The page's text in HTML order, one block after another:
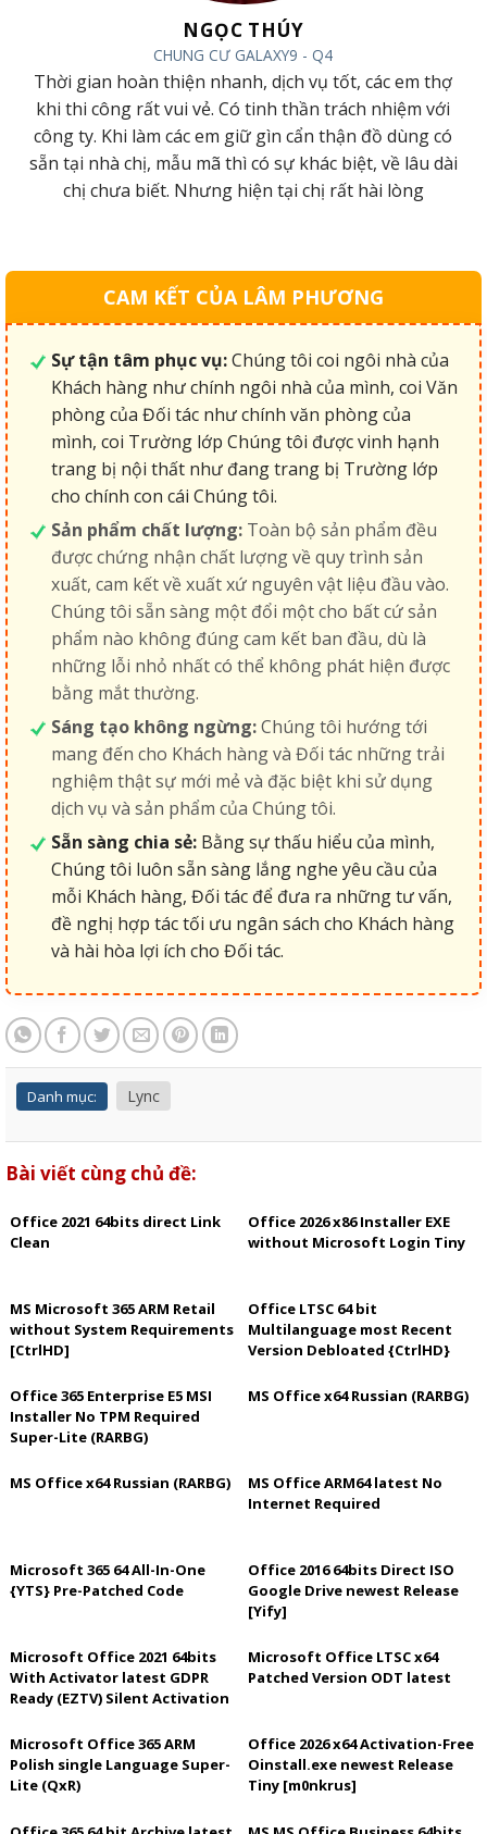
NGỌC THÚY
CHUNG CƯ GALAXY9 - Q4
Thời gian hoàn thiện nhanh, dịch vụ tốt, các em thợ
khi thi công rất vui vẻ. Có tinh thần trách nhiệm với
công ty. Khi làm các em giữ gìn cẩn thận đồ dùng có
sẵn tại nhà chị, mẫu mã thì có sự khác biệt, về lâu dài
chị chưa biết. Nhưng hiện tại chị rất hài lòng
CAM KẾT CỦA LÂM PHƯƠNG
Sự tận tâm phục vụ:Chúng tôi coi ngôi nhà của
Khách hàng như chính ngôi nhà của mình, coi Văn
phòng của Đối tác như chính văn phòng của
mình, coi Trường lớp Chúng tôi được vinh hạnh
trang bị nội thất như đang trang bị Trường lớp
cho chính con cái Chúng tôi.
Sản phẩm chất lượng:Toàn bộ sản phẩm đều
được chứng nhận chất lượng về quy trình sản
xuất, cam kết về xuất xứ nguyên vật liệu đầu vào.
Chúng tôi sẵn sàng một đổi một cho bất cứ sản
phẩm nào không đúng cam kết ban đầu, dù là
những lỗi nhỏ nhất có thể không phát hiện được
bằng mắt thường.
Sáng tạo không ngừng:Chúng tôi hướng tới
mang đến cho Khách hàng và Đối tác những trải
nghiệm thật sự mới mẻ và đặc biệt khi sử dụng
dịch vụ và sản phẩm của Chúng tôi.
Sẵn sàng chia sẻ:Bằng sự thấu hiểu của mình,
Chúng tôi luôn sẵn sàng lắng nghe yêu cầu của
mỗi Khách hàng, Đối tác để đưa ra những tư vấn,
đề nghị hợp tác tối ưu ngân sách cho Khách hàng
và hài hòa lợi ích cho Đối tác.
Danh mục: Lync
Bài viết cùng chủ đề:
Office 2021 64bits direct Link
Clean
Office 2026 x86 Installer EXE
without Microsoft Login Tiny
MS Microsoft 365 ARM Retail
without System Requirements
[CtrlHD]
Office LTSC 64 bit
Multilanguage most Recent
Version Debloated {CtrlHD}
Office 365 Enterprise E5 MSI
Installer No TPM Required
Super-Lite (RARBG)
MS Office x64 Russian (RARBG)
MS Office x64 Russian (RARBG)
MS Office ARM64 latest No
Internet Required
Microsoft 365 64 All-In-One
{YTS} Pre-Patched Code
Office 2016 64bits Direct ISO
Google Drive newest Release
[Yify]
Microsoft Office 2021 64bits
With Activator latest GDPR
Ready (EZTV) Silent Activation
Microsoft Office LTSC x64
Patched Version ODT latest
Microsoft Office 365 ARM
Polish single Language Super-
Lite (QxR)
Office 2026 x64 Activation-Free
Oinstall.exe newest Release
Tiny [m0nkrus]